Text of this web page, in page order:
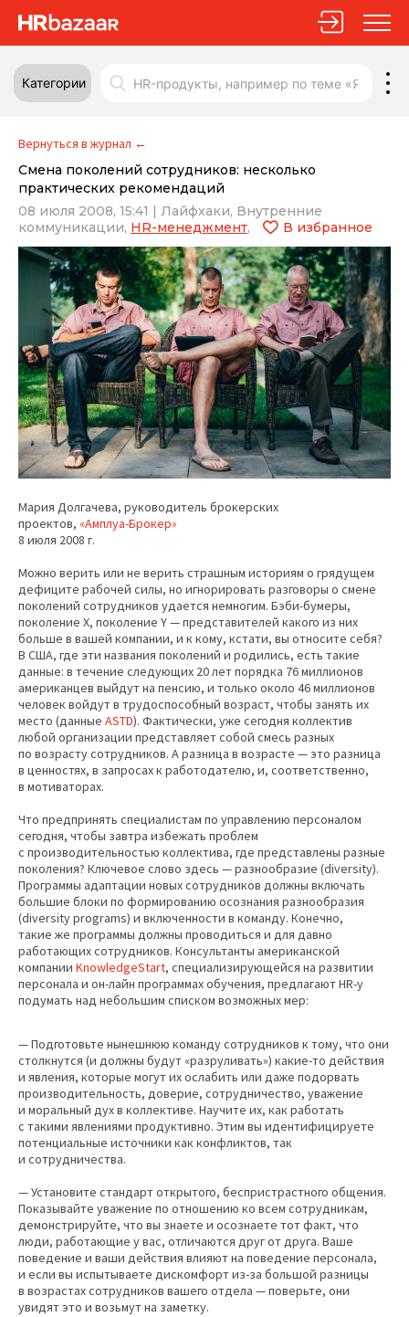
Категории
Вернуться в журнал ←
Смена поколений сотрудников: несколько
практических рекомендаций
08 июля 2008, 15:41 | Лайфхаки, Внутренние
коммуникации, HR-менеджмент, В избранное
Мария Долгачева, руководитель брокерских
проектов, «Амплуа-Брокер»
8 июля 2008 г.
Можно верить или не верить страшным историям о грядущем
дефиците рабочей силы, но игнорировать разговоры о смене
поколений сотрудников удается немногим. Бэби-бумеры,
поколение X, поколение Y — представителей какого из них
больше в вашей компании, и к кому, кстати, вы относите себя?
В США, где эти названия поколений и родились, есть такие
данные: в течение следующих 20 лет порядка 76 миллионов
американцев выйдут на пенсию, и только около 46 миллионов
человек войдут в трудоспособный возраст, чтобы занять их
место (данные ASTD). Фактически, уже сегодня коллектив
любой организации представляет собой смесь разных
по возрасту сотрудников. А разница в возрасте — это разница
в ценностях, в запросах к работодателю, и, соответственно,
в мотиваторах.
Что предпринять специалистам по управлению персоналом
сегодня, чтобы завтра избежать проблем
с производительностью коллектива, где представлены разные
поколения? Ключевое слово здесь — разнообразие (diversity).
Программы адаптации новых сотрудников должны включать
большие блоки по формированию осознания разнообразия
(diversity programs) и включенности в команду. Конечно,
такие же программы должны проводиться и для давно
работающих сотрудников. Консультанты американской
компании KnowledgeStart, специализирующейся на развитии
персонала и он-лайн программах обучения, предлагают HR-у
подумать над небольшим списком возможных мер:
— Подготовьте нынешнюю команду сотрудников к тому, что они
столкнутся (и должны будут «разруливать») какие-то действия
и явления, которые могут их ослабить или даже подорвать
производительность, доверие, сотрудничество, уважение
и моральный дух в коллективе. Научите их, как работать
с такими явлениями продуктивно. Этим вы идентифицируете
потенциальные источники как конфликтов, так
и сотрудничества.
— Установите стандарт открытого, беспристрастного общения.
Показывайте уважение по отношению ко всем сотрудникам,
демонстрируйте, что вы знаете и осознаете тот факт, что
люди, работающие у вас, отличаются друг от друга. Ваше
поведение и ваши действия влияют на поведение персонала,
и если вы испытываете дискомфорт из-за большой разницы
в возрастах сотрудников вашего отдела — поверьте, они
увидят это и возьмут на заметку.